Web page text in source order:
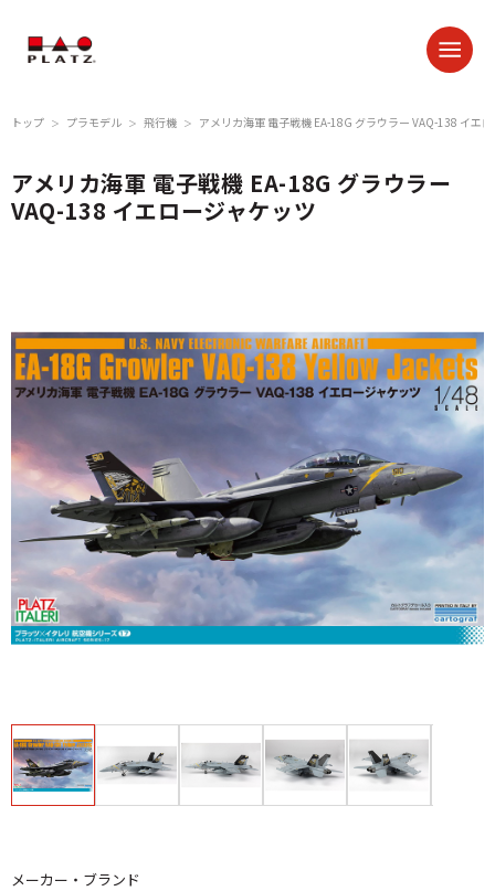
トップ ＞ プラモデル ＞ 飛行機 ＞ アメリカ海軍 電子戦機 EA-18G グラウラー VAQ-138 イエ
アメリカ海軍 電子戦機 EA-18G グラウラー
VAQ-138 イエロージャケッツ
メーカー・ブランド